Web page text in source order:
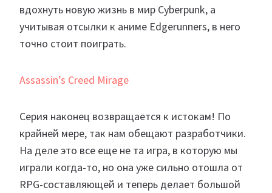
вдохнуть новую жизнь в мир Cyberpunk, а
учитывая отсылки к аниме Edgerunners, в него
точно стоит поиграть.
Assassin’s Creed Mirage
Серия наконец возвращается к истокам! По
крайней мере, так нам обещают разработчики.
На деле это все еще не та игра, в которую мы
играли когда-то, но она уже сильно отошла от
RPG-составляющей и теперь делает большой